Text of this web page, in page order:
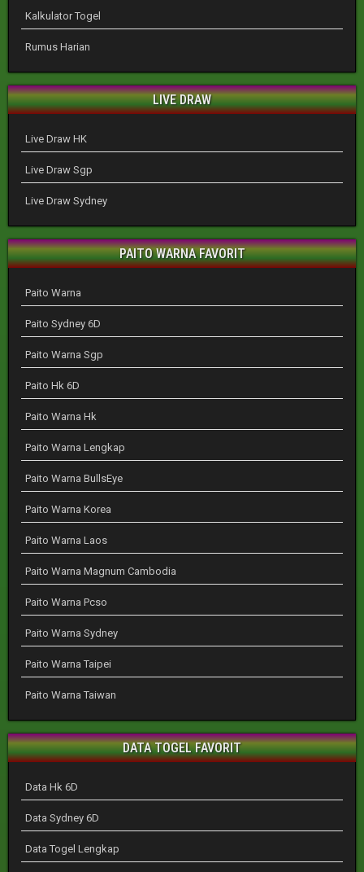
Kalkulator Togel
Rumus Harian
LIVE DRAW
Live Draw HK
Live Draw Sgp
Live Draw Sydney
PAITO WARNA FAVORIT
Paito Warna
Paito Sydney 6D
Paito Warna Sgp
Paito Hk 6D
Paito Warna Hk
Paito Warna Lengkap
Paito Warna BullsEye
Paito Warna Korea
Paito Warna Laos
Paito Warna Magnum Cambodia
Paito Warna Pcso
Paito Warna Sydney
Paito Warna Taipei
Paito Warna Taiwan
DATA TOGEL FAVORIT
Data Hk 6D
Data Sydney 6D
Data Togel Lengkap